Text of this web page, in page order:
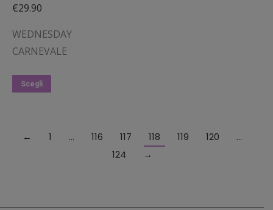
€29.90
WEDNESDAY
CARNEVALE
Scegli
← 1 … 116 117 118 119 120
…
124
→